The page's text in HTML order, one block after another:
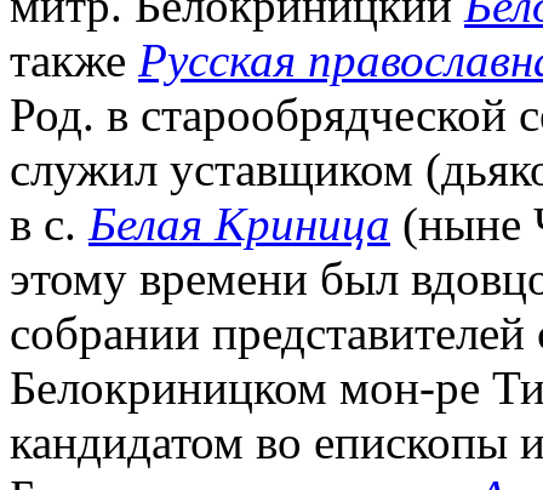
также Русская
Род. в старообрядческой
служил уставщиком
в с. Белая Криница (ныне
этому времени был
собрании
Белокриницком мон-ре
кандидатом во епископы